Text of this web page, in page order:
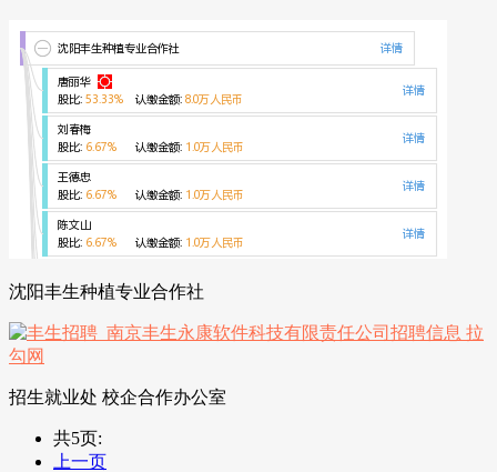
沈阳丰生种植专业合作社
招生就业处 校企合作办公室
共5页:
上一页